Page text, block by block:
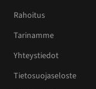
Rahoitus
Tarinamme
Yhteystiedot
Tietosuojaseloste